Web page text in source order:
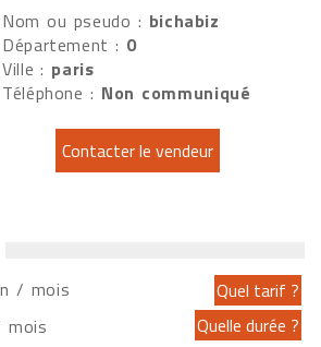
Nom ou pseudo : bichabiz
Département : 0
Ville : paris
Téléphone : Non communiqué
/ mois